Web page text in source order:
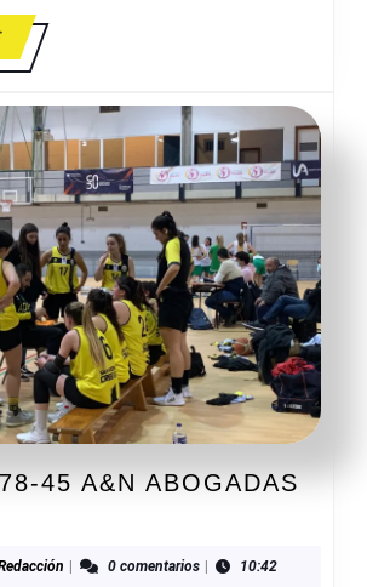
LEER
45 A&N ABOGADAS
Redacción0 comentarios 10:42